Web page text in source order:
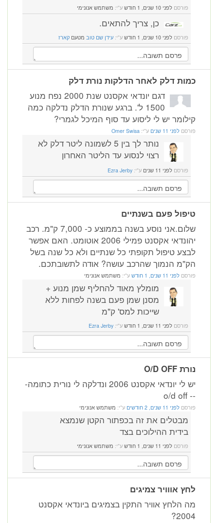
פורסם לפני 10 שנים, 1 חודש ע"י: משתמש אנונימי
כן, צריך להתאים.
פורסם לפני 10 שנים, 1 חודש ע"י: עידן שם טוב מטעם קארז
כמות דלק לאחר הדלקות נורת דלק
דגם יונדאי אקסנט שנת 2000 נפח מנוע
1500 ל'. ברגע שנורת הדלק נדלקה כמה
קילומר יש לי ליסוע עד סוף המיכל לגמרי?
פורסם לפני 11 שנים ע"י: Omer Swisa
נותר לך בין 5 לשמונה ליטר דלק לא
רצוי לנסוע עד הליטר האחרון
פורסם לפני 11 שנים ע"י: Ezra Jerby
טיפול פעם בשנתיים
שלום.אני נוסע בשנה בממוצע כ- 7,000 ק"מ. רכב
יהונדאי אקסנט פמילי 2006 אוטומט. האם אפשר
לבצע טיפול תקופתי כל שנתיים ולא כל שנה בשל
הק"מ הנמוך שהרכב עושה? אודה לתשובתכם.
פורסם לפני 11 שנים, 1 חודש ע"י: משתמש אנונימי
מומלץ מאוד להחליף שמן מנוע +
מסנן שמן פעם בשנה לפחות ללא
שייכות למס' ק"מ
פורסם לפני 11 שנים, 1 חודש ע"י: Ezra Jerby
נורת O/D OFF
יש לי יונדאי אקסנט 2006 ונדלקה לי נורית כתומה-
-- o/d off
פורסם לפני 11 שנים, 2 חודשים ע"י: משתמש אנונימי
מבטלים את זה בכפתור הקטן שנמצא
בידית ההילוכים בצד
פורסם לפני 11 שנים, 1 חודש ע"י: משתמש אנונימי
לחץ אווויר צמיגים
מה הלחץ אוויר התקין בצמיגים ביונדאי אקסנט
2004?